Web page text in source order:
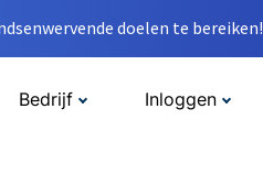
doelen te bereiken!
Bedrijf Inloggen